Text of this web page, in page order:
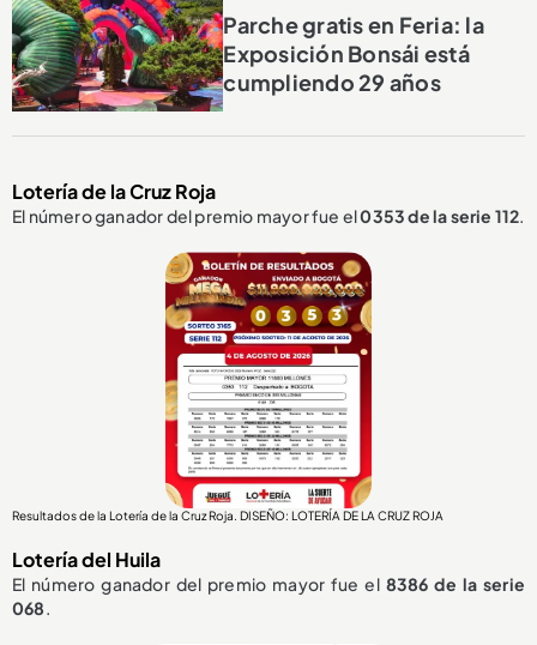
Parche gratis en Feria: la
Exposición Bonsái está
cumpliendo 29 años
Lotería de la Cruz Roja
El número ganador del premio mayor fue el0353de la serie 112.
Resultados de la Lotería de la Cruz Roja. DISEÑO: LOTERÍA DE LA CRUZ ROJA
Lotería del Huila
El número ganador del premio mayor fue el 8386 de la serie
068.